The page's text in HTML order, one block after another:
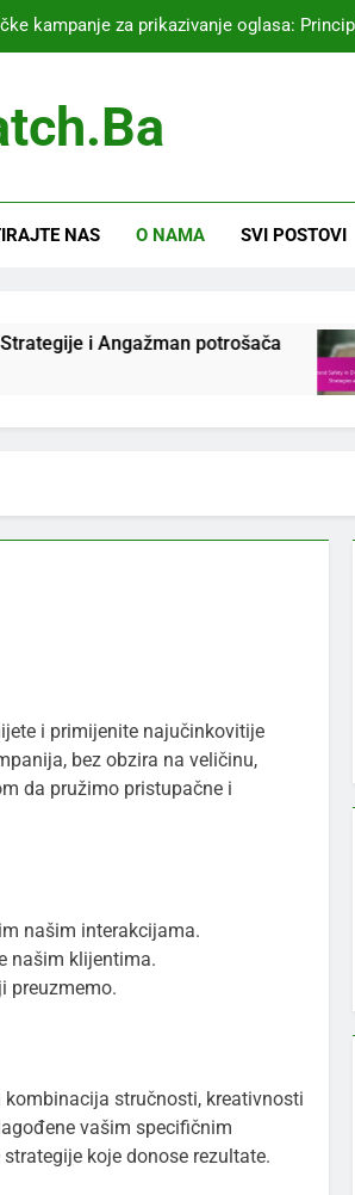
kampanje za prikazivanje oglasa:
NAS O NAMA SVI POSTOVI
i Angažman potrošača
i primijenite najučinkovitije
bez obzira na veličinu,
da pružimo pristupačne i
našim interakcijama.
našim klijentima.
preuzmemo.
stručnosti, kreativnosti
vašim specifičnim
koje donose rezultate.